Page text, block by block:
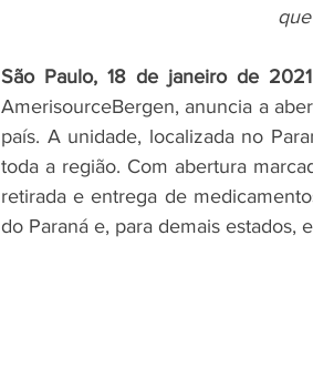
São Paulo, 18 de janeiro de
AmerisourceBergen, anuncia a
país. A unidade, localizada no
toda a região. Com abertura
retirada e entrega de
do Paraná e, para demais estados,